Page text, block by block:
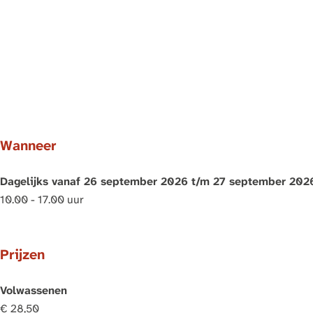
Wanneer
Dagelijks vanaf 26 september 2026 t/m 27 september
10.00 - 17.00 uur
Prijzen
Volwassenen
€ 28,50